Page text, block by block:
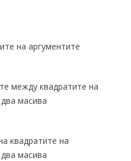
на аргументите
между квадратите на
масива
квадратите на
масива